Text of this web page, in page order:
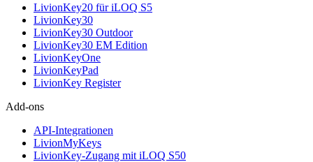
LivionKey20 für iLOQ S5
LivionKey30
LivionKey30 Outdoor
LivionKey30 EM Edition
LivionKeyOne
LivionKeyPad
LivionKey Register
Add-ons
API-Integrationen
LivionMyKeys
LivionKey-Zugang mit iLOQ S50